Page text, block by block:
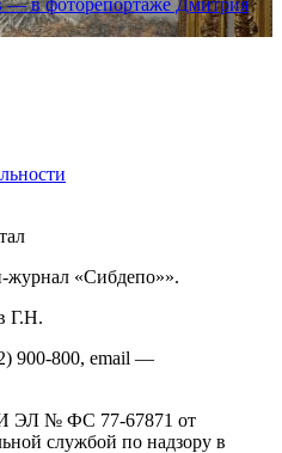
«Сибдепо»».
Г.Н.
900-800, email —
ЭЛ № ФС 77-67871 от
службой по надзору в